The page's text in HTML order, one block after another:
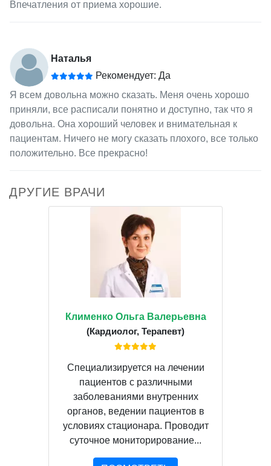
Впечатления от приема хорошие.
Наталья
Рекомендует: Да
Я всем довольна можно сказать. Меня очень хорошо
приняли, все расписали понятно и доступно, так что я
довольна. Она хороший человек и внимательная к
пациентам. Ничего не могу сказать плохого, все только
положительно. Все прекрасно!
ДРУГИЕ ВРАЧИ
Клименко Ольга Валерьевна
(Кардиолог, Терапевт)
Специализируется на лечении
пациентов с различными
заболеваниями внутренних
органов, ведении пациентов в
условиях стационара. Проводит
суточное мониторирование...